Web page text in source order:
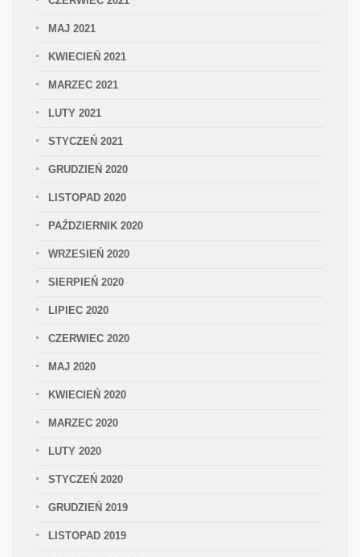
MAJ 2021
KWIECIEŃ 2021
MARZEC 2021
LUTY 2021
STYCZEŃ 2021
GRUDZIEŃ 2020
LISTOPAD 2020
PAŹDZIERNIK 2020
WRZESIEŃ 2020
SIERPIEŃ 2020
LIPIEC 2020
CZERWIEC 2020
MAJ 2020
KWIECIEŃ 2020
MARZEC 2020
LUTY 2020
STYCZEŃ 2020
GRUDZIEŃ 2019
LISTOPAD 2019